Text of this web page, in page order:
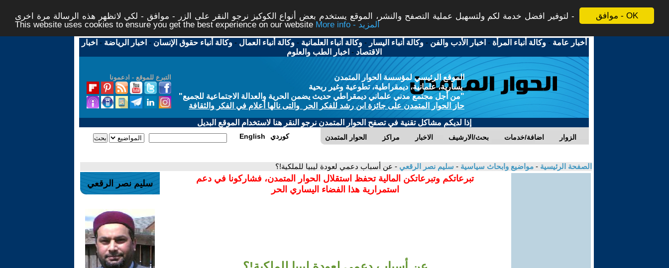
موافق - OK
لتوفير افضل خدمة لكم ولتسهيل عملية التصفح والنشر، الموقع يستخدم بعض أنواع الكوكيز نرجو النقر على الزر - موافق - لكي لاتظهر هذه الرسالة مرة اخرى -
This website uses cookies to ensure you get the best experience on our website
More info - المزيد
أخبار عامة -وكالة أنباء المرأة - اخبار الأدب والفن -وكالة أنباء اليسار -وكالة أنباء العلمانية -وكالة أنباء العمال -وكالة أنباء حقوق الإنسان - اخبار الرياضة - اخبار
الاقتصاد - اخبار الطب والعلوم
التبرع للموقع - ادعمونا
الموقع الرئيسي لمؤسسة الحوار المتمدن
يسارية، علمانية، ديمقراطية، تطوعية وغير ربحية
"من أجل مجتمع مدني علماني ديمقراطي حديث يضمن الحرية والعدالة الاجتماعية للجميع"
حاز الحوار المتمدن على جائزة ابن رشد للفكر الحر والتى نالها أعلام في الفكر والثقافة
إذا لديكم مشاكل تقنية في تصفح الحوار المتمدن نرجو النقر هنا لاستخدام الموقع البديل
الحوار المتمدن مراكز الاخبار بحث/الارشيف اضافة/خدمات الزوار English كوردي
الصفحة الرئيسية - مواضيع وابحاث سياسية - سليم نصر الرقعي - عن أسباب دعمي لعودة ليبيا للملكية!؟
تبرعاتكم وتبرعاتكن المالية تحفظ استقلال الحوار المتمدن، فشاركونا في دعم
استمرارية هذا الفضاء اليساري الحر
سليم نصر الرقعي